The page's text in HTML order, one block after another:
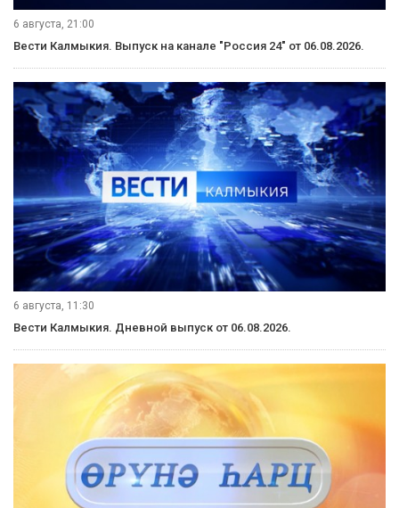
7 августа, 09:45
«Өрүнә һарц» от 07.08.2026.
7 августа, 09:30
Вести Калмыкия. Выпуск на калмыцком языке от 07.08.2026.